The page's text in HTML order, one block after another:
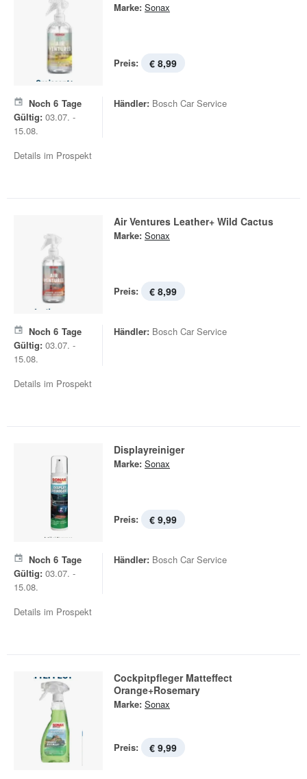
Marke: Sonax
Preis: € 8,99
Noch 6 Tage
Gültig: 03.07. -
15.08.
Händler: Bosch Car Service
Details im Prospekt
Air Ventures Leather+ Wild Cactus
Marke: Sonax
Preis: € 8,99
Noch 6 Tage
Gültig: 03.07. -
15.08.
Händler: Bosch Car Service
Details im Prospekt
Displayreiniger
Marke: Sonax
Preis: € 9,99
Noch 6 Tage
Gültig: 03.07. -
15.08.
Händler: Bosch Car Service
Details im Prospekt
Cockpitpfleger Matteffect
Orange+Rosemary
Marke: Sonax
Preis: € 9,99